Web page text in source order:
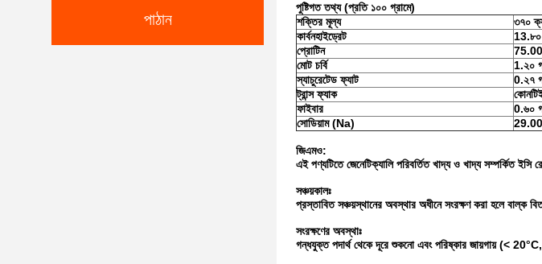
পাঠান
পুষ্টিগত তথ্য (প্রতি ১০০ গ্রামে)
শক্তির মূল্য
৩৭০
কার্বনহাইড্রেট
13.৮০
প্রোটিন
75.00
মোট চর্বি
1.২০
স্যাচুরেটেড ফ্যাট
0.২৭
ট্রান্স ফ্যাক
ফাইবার
0.৬০
সোডিয়াম (Na)
29.00
জিএমও:
এই পণ্যটিতে জেনেটিক্যালি পরিবর্তিত খাদ্য ও খাদ্য সম্পর্কিত
সঞ্চয়কালঃ
প্রস্তাবিত সঞ্চয়স্থানের অবস্থার অধীনে সংরক্ষণ করা হলে বাল্ক
সংরক্ষণের অবস্থাঃ
গন্ধযুক্ত পদার্থ থেকে দূরে শুকনো এবং পরিষ্কার জায়গায় (<